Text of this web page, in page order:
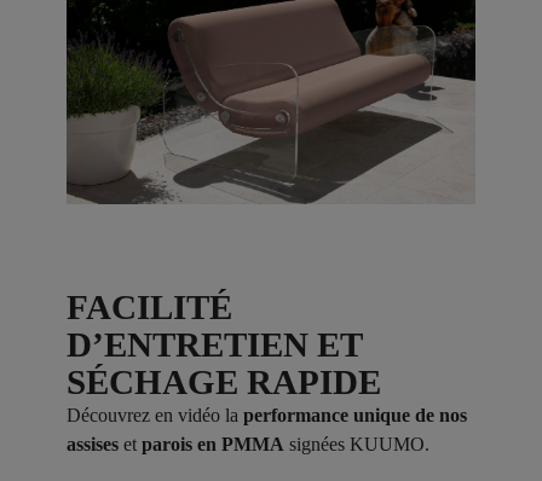
FACILITÉ
D’ENTRETIEN ET
SÉCHAGE RAPIDE
Découvrez en vidéo la performance unique de nos
assises et parois en PMMA signées KUUMO.